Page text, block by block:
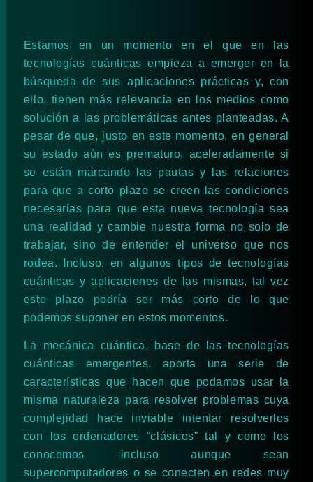
Estamos en un momento en el que en las
tecnologías cuánticas empieza a emerger en la
búsqueda de sus aplicaciones prácticas y, con
ello, tienen más relevancia en los medios como
solución a las problemáticas antes planteadas. A
pesar de que, justo en este momento, en general
su estado aún es prematuro, aceleradamente si
se están marcando las pautas y las relaciones
para que a corto plazo se creen las condiciones
necesarias para que esta nueva tecnología sea
una realidad y cambie nuestra forma no solo de
trabajar, sino de entender el universo que nos
rodea. Incluso, en algunos tipos de tecnologías
cuánticas y aplicaciones de las mismas, tal vez
este plazo podría ser más corto de lo que
podemos suponer en estos momentos.
La mecánica cuántica, base de las tecnologías
cuánticas emergentes, aporta una serie de
características que hacen que podamos usar la
misma naturaleza para resolver problemas cuya
complejidad hace inviable intentar resolverlos
con los ordenadores “clásicos” tal y como los
conocemos -incluso aunque sean
supercomputadores o se conecten en redes muy